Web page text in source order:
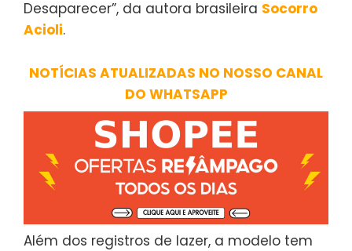
Desaparecer”, da autora brasileira Socorro
Acioli.
NOTÍCIAS ATUALIZADAS NO NOSSO CANAL
DO WHATSAPP
Além dos registros de lazer, a modelo tem